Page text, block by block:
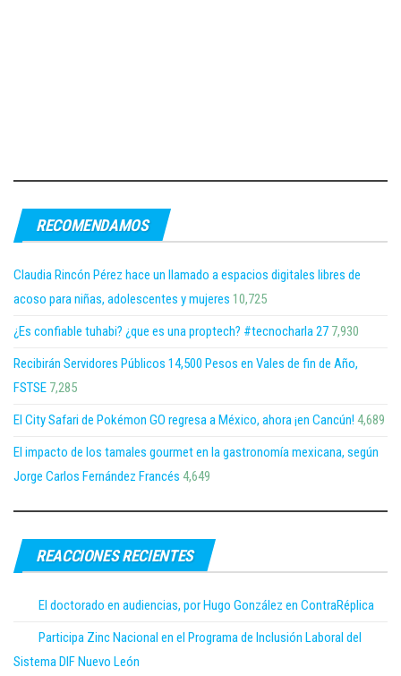
RECOMENDAMOS
Claudia Rincón Pérez hace un llamado a espacios digitales libres de
acoso para niñas, adolescentes y mujeres 10,725
¿Es confiable tuhabi? ¿que es una proptech? #tecnocharla 27 7,930
Recibirán Servidores Públicos 14,500 Pesos en Vales de fin de Año,
FSTSE 7,285
El City Safari de Pokémon GO regresa a México, ahora ¡en Cancún! 4,689
El impacto de los tamales gourmet en la gastronomía mexicana, según
Jorge Carlos Fernández Francés 4,649
REACCIONES RECIENTES
El doctorado en audiencias, por Hugo González en ContraRéplica
Participa Zinc Nacional en el Programa de Inclusión Laboral del
Sistema DIF Nuevo León